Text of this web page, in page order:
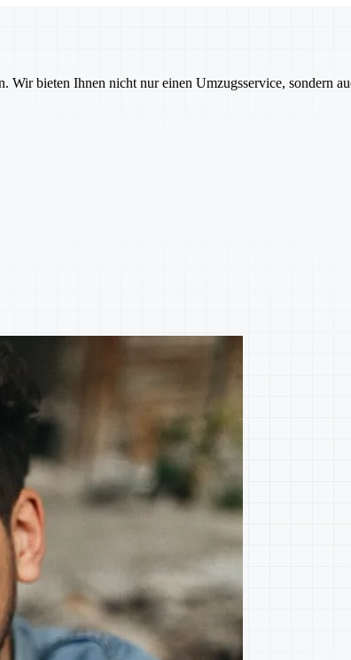
bieten Ihnen nicht nur einen Umzugsservice, sondern